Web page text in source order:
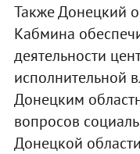
Также Донецкий
Кабмина
деятельности
исполнительной
Донецким
вопросов
Донецкой